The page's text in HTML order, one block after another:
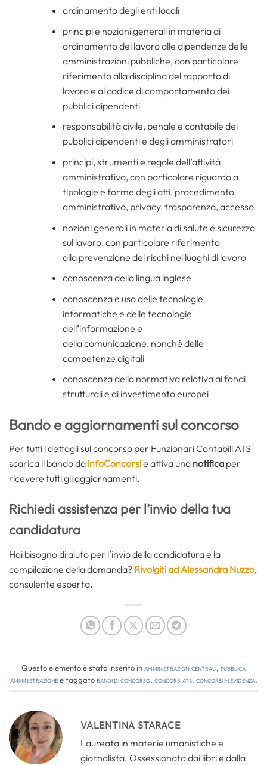
ordinamento degli enti locali
principi e nozioni generali in materia di
ordinamento del lavoro alle dipendenze delle
amministrazioni pubbliche, con particolare
riferimento alla disciplina del rapporto di
lavoro e al codice di comportamento dei
pubblici dipendenti
responsabilità civile, penale e contabile dei
pubblici dipendenti e degli amministratori
principi, strumenti e regole dell’attività
amministrativa, con particolare riguardo a
tipologie e forme degli atti, procedimento
amministrativo, privacy, trasparenza, accesso
nozioni generali in materia di salute e sicurezza
sul lavoro, con particolare riferimento
alla prevenzione dei rischi nei luoghi di lavoro
conoscenza della lingua inglese
conoscenza e uso delle tecnologie
informatiche e delle tecnologie
dell’informazione e
della comunicazione, nonché delle
competenze digitali
conoscenza della normativa relativa ai fondi
strutturali e di investimento europei
Bando e aggiornamenti sul concorso
Per tutti i dettagli sul concorso per Funzionari Contabili ATS
scarica il bando da infoConcorsie attiva una notifica per
ricevere tutti gli aggiornamenti.
Richiedi assistenza per l’invio della tua
candidatura
Hai bisogno di aiuto per l’invio della candidatura e la
compilazione della domanda? Rivolgiti ad Alessandra Nuzzo,
consulente esperta.
Questo elemento è stato inserito inAmministrazioni Centrali, Pubblica
amministrazionee taggatobandi di concorso, concorsi ats, concorsi in evidenza.
VALENTINA STARACE
Laureata in materie umanistiche e
giornalista. Ossessionata dai libri e dalla